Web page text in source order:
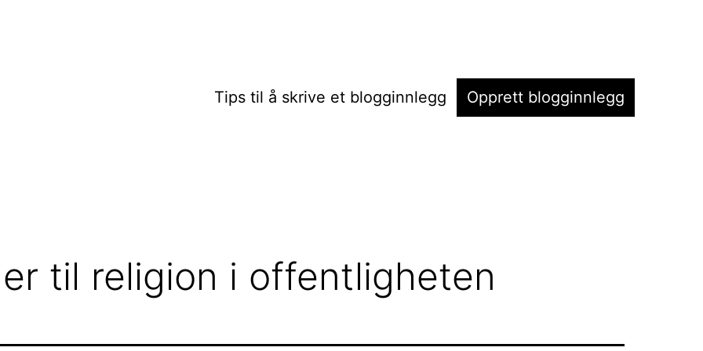
Tips til å skrive et blogginnlegg Opprett blogginnlegg
til religion i offentligheten